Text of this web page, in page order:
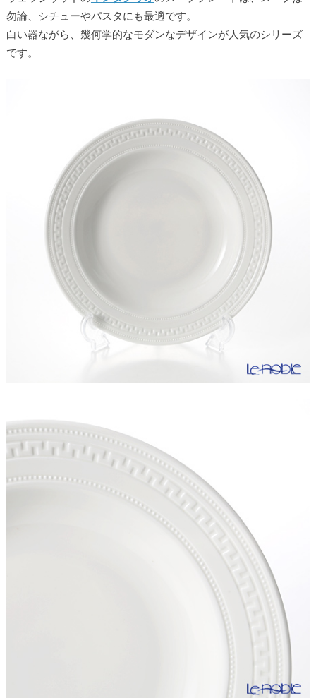
勿論、シチューやパスタにも最適です。
白い器ながら、幾何学的なモダンなデザインが人気のシリーズ
です。